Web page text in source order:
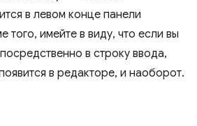
в левом конце панели
того, имейте в виду, что если вы
в строку ввода,
в редакторе, и наоборот.